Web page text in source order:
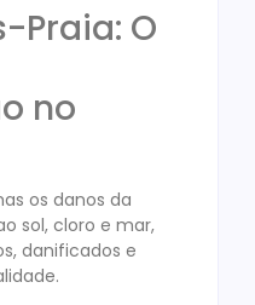
Praia: O
no
os danos da
sol, cloro e mar,
danificados e